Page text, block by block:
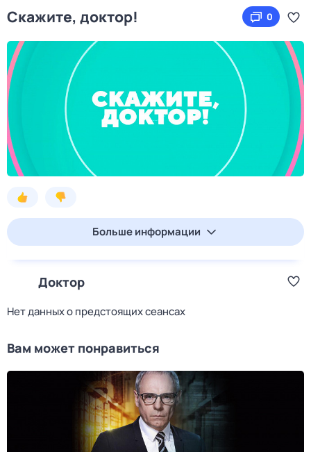
Скажите, доктор! 0
Больше информации
Доктор
Нет данных о предстоящих сеансах
Вам может понравиться